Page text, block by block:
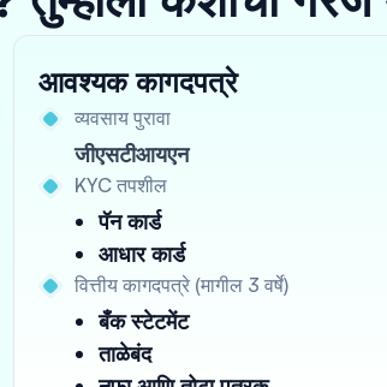
आवश्यक कागदपत्रे
व्यवसाय पुरावा
जीएसटीआयएन
KYC तपशील
पॅन कार्ड
आधार कार्ड
वित्तीय कागदपत्रे (मागील 3 वर्षे)
बँक स्टेटमेंट
ताळेबंद